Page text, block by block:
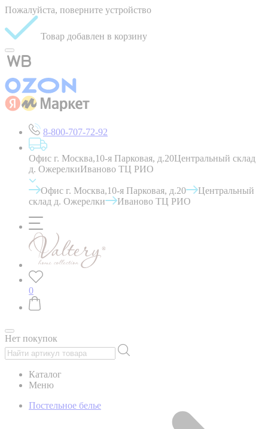
Пожалуйста, поверните устройство
Товар добавлен в корзину
8-800-707-72-92
Офис г. Москва,10-я Парковая, д.20Центральный склад
д. ОжерелкиИваново ТЦ РИО
Офис г. Москва,10-я Парковая, д.20
Центральный
склад д. Ожерелки
Иваново ТЦ РИО
0
Нет покупок
Каталог
Меню
Постельное белье